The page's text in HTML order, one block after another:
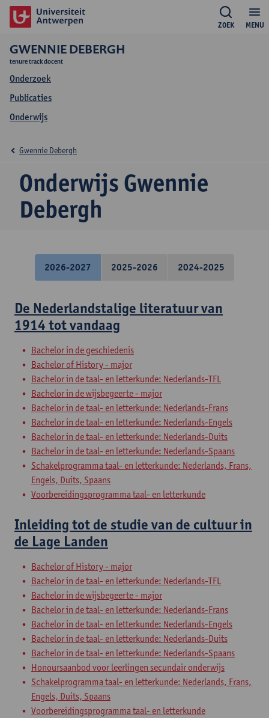
MENU
ZOEK
GWENNIE DEBERGH
tenure track docent
Onderzoek
Publicaties
Onderwijs
Onderwijs Gwennie
Debergh
Gwennie Debergh
2026-2027 2025-2026 2024-2025
De Nederlandstalige literatuur van
1914 tot vandaag
Bachelor in de geschiedenis
Bachelor of History - major
Bachelor in de taal- en letterkunde: Nederlands-TFL
Bachelor in de wijsbegeerte - major
Bachelor in de taal- en letterkunde: Nederlands-Frans
Bachelor in de taal- en letterkunde: Nederlands-Engels
Bachelor in de taal- en letterkunde: Nederlands-Duits
Bachelor in de taal- en letterkunde: Nederlands-Spaans
Schakelprogramma taal- en letterkunde: Nederlands, Frans,
Engels, Duits, Spaans
Voorbereidingsprogramma taal- en letterkunde
Inleiding tot de studie van de cultuur in
de Lage Landen
Bachelor of History - major
Bachelor in de taal- en letterkunde: Nederlands-TFL
Bachelor in de wijsbegeerte - major
Bachelor in de taal- en letterkunde: Nederlands-Frans
Bachelor in de taal- en letterkunde: Nederlands-Engels
Bachelor in de taal- en letterkunde: Nederlands-Duits
Bachelor in de taal- en letterkunde: Nederlands-Spaans
Honoursaanbod voor leerlingen secundair onderwijs
Schakelprogramma taal- en letterkunde: Nederlands, Frans,
Engels, Duits, Spaans
Voorbereidingsprogramma taal- en letterkunde